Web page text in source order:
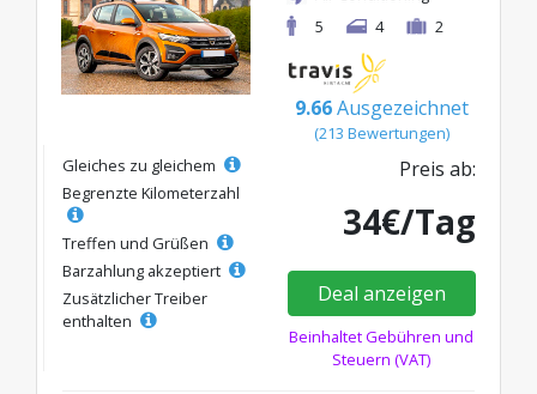
5
4 2
9.66 Ausgezeichnet
(213 Bewertungen)
Gleiches zu gleichem
Begrenzte Kilometerzahl
Treffen und Grüßen
Barzahlung akzeptiert
Zusätzlicher Treiber
enthalten
Preis ab:
34€/Tag
Deal anzeigen
Beinhaltet Gebühren und
Steuern (VAT)